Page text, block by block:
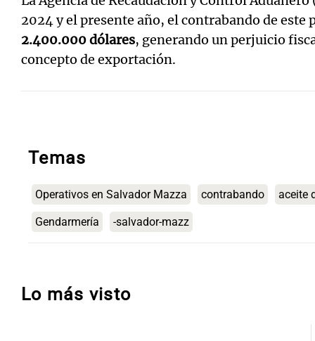
2024 y el presente año, el contrabando de este
2.400.000 dólares, generando un perjuicio
concepto de exportación.
Temas
Operativos en Salvador Mazza contrabando aceite
Gendarmería -salvador-mazz
Lo más visto